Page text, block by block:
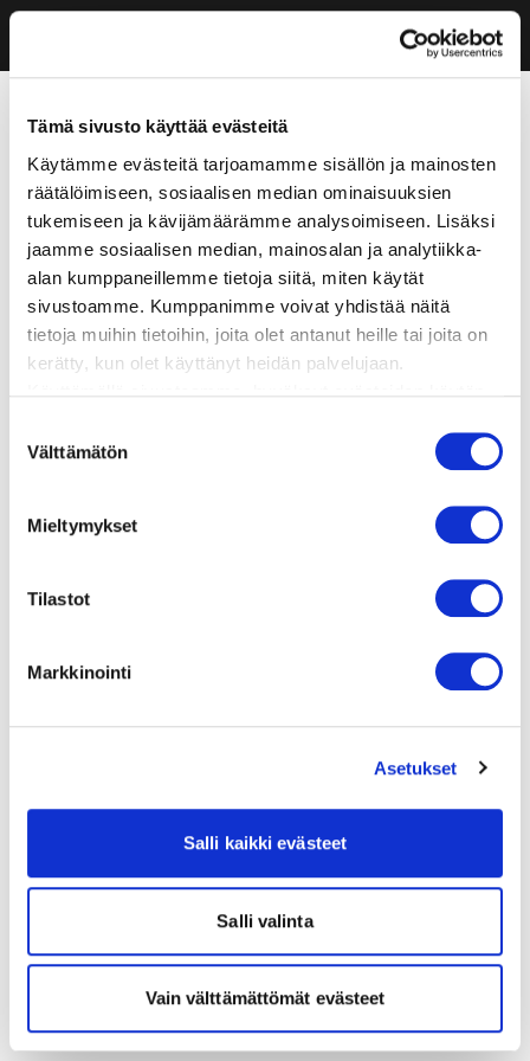
Tämä sivusto käyttää evästeitä
Käytämme evästeitä tarjoamamme sisällön ja mainosten
räätälöimiseen, sosiaalisen median ominaisuuksien
tukemiseen ja kävijämäärämme analysoimiseen. Lisäksi
jaamme sosiaalisen median, mainosalan ja analytiikka-
alan kumppaneillemme tietoja siitä, miten käytät
sivustoamme. Kumppanimme voivat yhdistää näitä
tietoja muihin tietoihin, joita olet antanut heille tai joita on
kerätty, kun olet käyttänyt heidän palvelujaan.
valinta
Välttämätön
Mieltymykset
Tilastot
Markkinointi
Asetukset
Salli kaikki evästeet
Salli valinta
Vain välttämättömät evästeet